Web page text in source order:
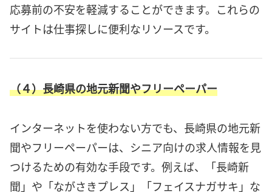
応募前の不安を軽減することができます。これらの
サイトは仕事探しに便利なリソースです。
（４）長崎県の地元新聞やフリーペーパー
インターネットを使わない方でも、長崎県の地元新
聞やフリーペーパーは、シニア向けの求人情報を見
つけるための有効な手段です。例えば、「長崎新
聞」や「ながさきプレス」「フェイスナガサキ」な